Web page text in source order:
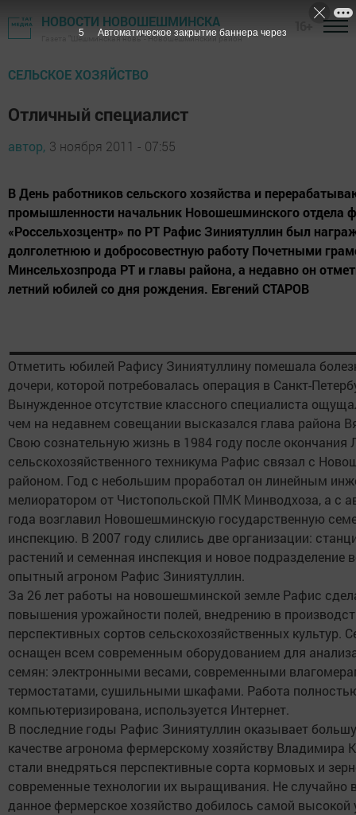
НОВОСТИ НОВОШЕШМИНСКА
Газета "Шешминская новь" - Новошешминский район
СЕЛЬСКОЕ ХОЗЯЙСТВО
Отличный специалист
автор, 3 ноября 2011 - 07:55
В День работников сельского хозяйства и
промышленности начальник Новошешминского отдела
«Россельхозцентр» по РТ Рафис Зиниятуллин был
долголетнюю и добросовестную работу Почетными
Минсельхозпрода РТ и главы района, а недавно он
летний юбилей со дня рождения. Евгений СТАРОВ
Отметить юбилей Рафису Зиниятуллину помешала
дочери, которой потребовалась операция в Санкт-
Вынужденное отсутствие классного специалиста
чем на недавнем совещании высказался глава района
Свою сознательную жизнь в 1984 году после окончания
сельскохозяйственного техникума Рафис связал с
районом. Год с небольшим проработал он линейным
мелиоратором от Чистопольской ПМК Минводхоза, а с
года возглавил Новошешминскую государственную
инспекцию. В 2007 году слились две организации:
растений и семенная инспекция и новое подразделение
опытный агроном Рафис Зиниятуллин.
За 26 лет работы на новошешминской земле Рафис
повышения урожайности полей, внедрению в
перспективных сортов сельскохозяйственных культур.
оснащен всем современным оборудованием для
семян: электронными весами, современными
термостатами, сушильными шкафами. Работа
компьютеризирована, используется Интернет.
В последние годы Рафис Зиниятуллин оказывает
качестве агронома фермерскому хозяйству Владимира
стали внедряться перспективные сорта кормовых и
современные технологии их выращивания. Не случайно
данное фермерское хозяйство добилось самой высокой
4 Автоматическое закрытие баннера через